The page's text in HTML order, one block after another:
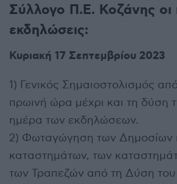
Σύλλογο Π.Ε. Κοζάνης
εκδηλώσεις:
Κυριακή 17 Σεπτεμβρίου 2023
1) Γενικός Σημαιοστολισμός
πρωινή ώρα μέχρι και τη δύση
ημέρα των εκδηλώσεων.
2) Φωταγώγηση των Δημοσίων
καταστημάτων, των
των Τραπεζών από τη Δύση του